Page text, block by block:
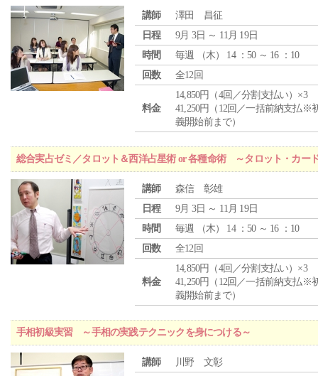
講師
澤田 昌征
日程
9月 3日 ～ 11月 19日
時間
毎週 （木） 14 ：50 ～ 16 ：10
回数
全12回
料金
14,850円（4回／分割支払い）×3
41,250円（12回／一括前納支払※
義開始前まで）
総合実占ゼミ／タロット＆西洋占星術 or 各種命術 ～タロット・カー
講師
森信 彰雄
日程
9月 3日 ～ 11月 19日
時間
毎週 （木） 14 ：50 ～ 16 ：10
回数
全12回
料金
14,850円（4回／分割支払い）×3
41,250円（12回／一括前納支払※
義開始前まで）
手相初級実習 ～手相の実践テクニックを身につける～
講師 川野 文彰